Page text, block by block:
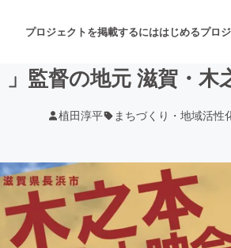
プロジェクトを掲載するにははじめるプロ
ゲーム・サービス開発 フ
」監督の地元 滋賀・
植田淳平 まちづくり・地域活性